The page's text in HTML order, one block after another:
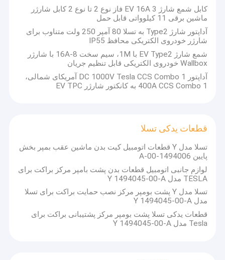
کابل شمع شارژ EV 16A 3 فاز نوع 2 تا نوع 2 کابل شارژر
ماشین برقی 11 کیلوواتی قابل حمل
آداپتور شارژ Type2 به تسلا 80 آمپر 250 ولت متناوب برای
شارژر خودروی الکتریکی محافظ IP55
شمع شارژ EV Type2 با 1M، سیم سخت 8-16A با شارژر
Wallbox خودروی الکتریکی قابل تنظیم جریان
آداپتور DC 1000V Tesla CCS Combo 1 آمریکای شمالی،
400A CCS Combo 1 به کانکتور شارژر EV TPC
قطعات یدکی تسلا
تسلا مدل Y قطعات اتومبیل کیت بدن ماشین عقب بمپر بخش
پایین 1494006-00-A
لوازم جانبی اتومبیل قطعات بدن پشت بامپر مرکز براکت برای
TESLA مدل Y 1494045-00-A
تسلا مدل Y پشت بومپر مرکز نصب حمایت براکت برای تسلا
مدل Y 1494045-00-A
قطعات یدکی تسلا پشت بومپر مرکز پشتیبانی براکت برای
Tesla مدل Y 1494045-00-A